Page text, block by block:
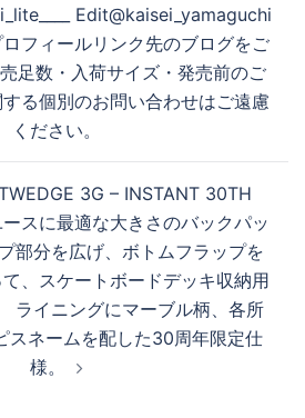
Edit@kaisei_yamaguchi
フィールリンク先のブログをご
足数・入荷サイズ・発売前のご
る個別のお問い合わせはご遠慮
ください。
3G – INSTANT 30TH
スに最適な大きさのバックパッ
部分を広げ、ボトムフラップを
、スケートボードデッキ収納用
ライニングにマーブル柄、各所
スネームを配した30周年限定仕
様。